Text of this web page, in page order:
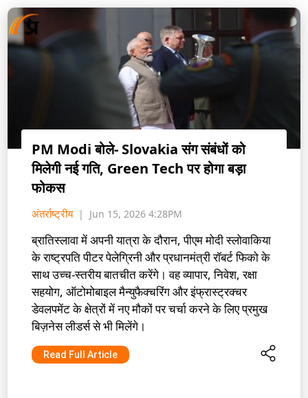
PM Modi बोले- Slovakia संग संबंधों को
मिलेगी नई गति, Green Tech पर होगा बड़ा
फोकस
अंतर्राष्ट्रीय Jun 15, 2026 4:28PM
ब्रातिस्लावा में अपनी यात्रा के दौरान, पीएम मोदी स्लोवाकिया
के राष्ट्रपति पीटर पेलेग्रिनी और प्रधानमंत्री रॉबर्ट फिको के
साथ उच्च-स्तरीय बातचीत करेंगे। वह व्यापार, निवेश, रक्षा
सहयोग, ऑटोमोबाइल मैन्युफैक्चरिंग और इंफ्रास्ट्रक्चर
डेवलपमेंट के क्षेत्रों में नए मौकों पर चर्चा करने के लिए प्रमुख
बिज़नेस लीडर्स से भी मिलेंगे।
Read Full Article